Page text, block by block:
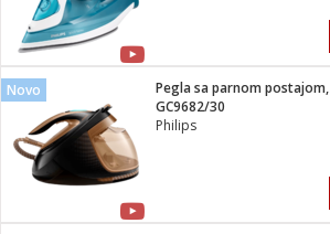
Novo
GC9682/30
Philips